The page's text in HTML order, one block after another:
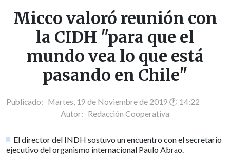
Micco valoró reunión con
la CIDH "para que el
mundo vea lo que está
pasando en Chile"
Publicado: Martes, 19 de Noviembre de 2019 🕐 14:22
Autor: Redacción Cooperativa
El director del INDH sostuvo un encuentro con el secretario
ejecutivo del organismo internacional Paulo Abrāo.